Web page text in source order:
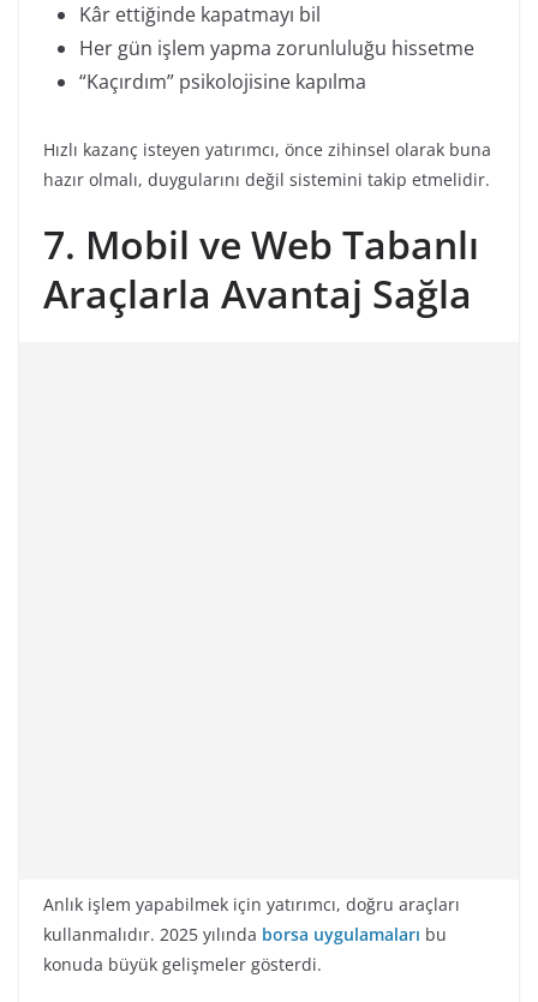
Kâr ettiğinde kapatmayı bil
Her gün işlem yapma zorunluluğu hissetme
“Kaçırdım” psikolojisine kapılma
Hızlı kazanç isteyen yatırımcı, önce zihinsel olarak buna
hazır olmalı, duygularını değil sistemini takip etmelidir.
7. Mobil ve Web Tabanlı
Araçlarla Avantaj Sağla
Anlık işlem yapabilmek için yatırımcı, doğru araçları
kullanmalıdır. 2025 yılında borsa uygulamaları bu
konuda büyük gelişmeler gösterdi.